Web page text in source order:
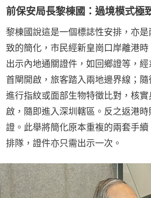
前保安局長黎棟國：過境模式極
黎棟國說這是一個標誌性安排，亦
致的簡化，市民經新皇崗口岸離港
出示內地通關證件，如回鄉證等，
首閘開啟，旅客踏入兩地邊界線；
進行指紋或面部生物特徵比對，核實
啟，隨即進入深圳轄區。反之返港
證。此舉將簡化原本重複的兩套手
排隊，證件亦只需出示一次。